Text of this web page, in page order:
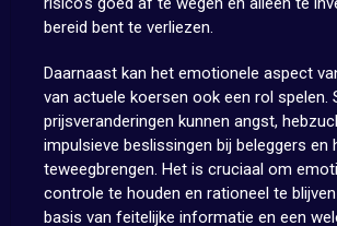
bereid bent te verliezen.
Daarnaast kan het emotionele aspect
van actuele koersen ook een rol spelen.
prijsveranderingen kunnen angst,
impulsieve beslissingen bij beleggers en
teweegbrengen. Het is cruciaal om
controle te houden en rationeel te
basis van feitelijke informatie en een